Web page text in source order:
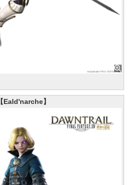
【Eald'narche】